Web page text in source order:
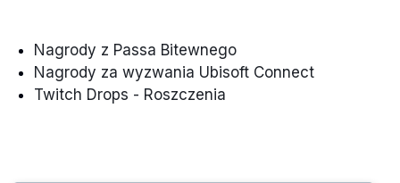
Nagrody z Passa Bitewnego
Nagrody za wyzwania Ubisoft Connect
Twitch Drops - Roszczenia